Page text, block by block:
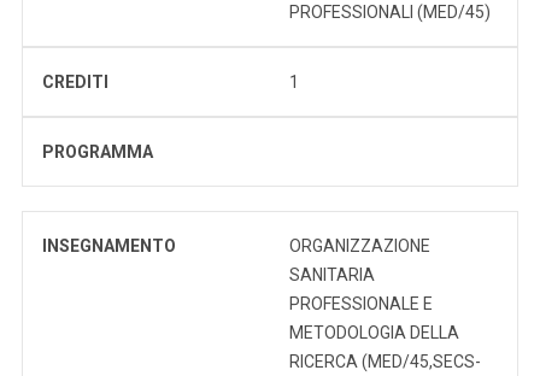
PROFESSIONALI (MED/45)
CREDITI 1
PROGRAMMA
INSEGNAMENTO
ORGANIZZAZIONE
SANITARIA
PROFESSIONALE E
METODOLOGIA DELLA
RICERCA (MED/45,SECS-